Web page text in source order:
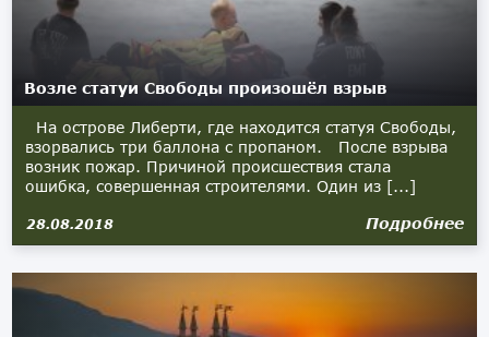
Возле статуи Свободы произошёл взрыв
На острове Либерти, где находится статуя Свободы,
взорвались три баллона с пропаном. После взрыва
возник пожар. Причиной происшествия стала
ошибка, совершенная строителями. Один из [...]
28.08.2018 Подробнее